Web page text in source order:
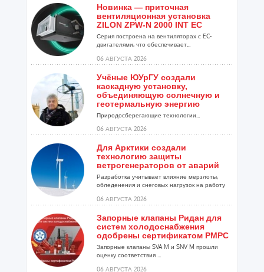
Новинка — приточная
вентиляционная установка
ZILON ZPW-N 2000 INT EC
Серия построена на вентиляторах с EC-
двигателями, что обеспечивает...
06 АВГУСТА 2026
Учёные ЮУрГУ создали
каскадную установку,
объединяющую солнечную и
геотермальную энергию
Природосберегающие технологии...
06 АВГУСТА 2026
Для Арктики создали
технологию защиты
ветрогенераторов от аварий
Разработка учитывает влияние мерзлоты,
обледенения и снеговых нагрузок на работу
06 АВГУСТА 2026
Запорные клапаны Ридан для
систем холодоснабжения
одобрены сертификатом РМРС
Запорные клапаны SVA M и SNV M прошли
оценку соответствия ...
06 АВГУСТА 2026